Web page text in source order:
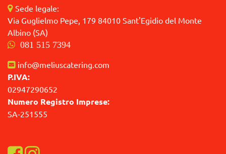
Sede legale:
Via Guglielmo Pepe, 179 84010 Sant'Egidio del Monte
Albino (SA)
081 515 7394
info@meliuscatering.com
P.IVA:
02947290652
Numero Registro Imprese:
SA-251555
Visualizza la nostra pagina Facebook
Visualizza il nostro profilo Instagram